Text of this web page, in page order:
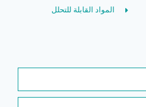
المواد القابلة للتحلل